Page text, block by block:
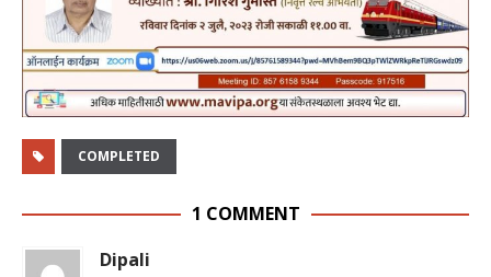
COMPLETED
1 COMMENT
Dipali